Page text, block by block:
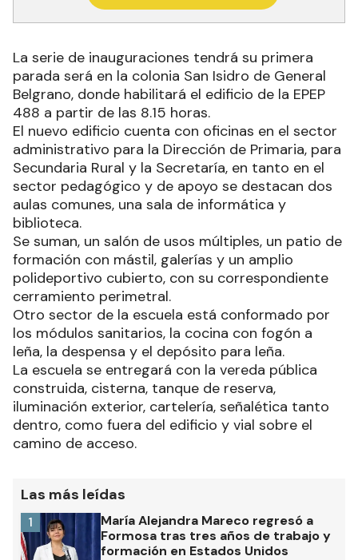
La serie de inauguraciones tendrá su primera
parada será en la colonia San Isidro de General
Belgrano, donde habilitará el edificio de la EPEP
488 a partir de las 8.15 horas.
El nuevo edificio cuenta con oficinas en el sector
administrativo para la Dirección de Primaria, para
Secundaria Rural y la Secretaría, en tanto en el
sector pedagógico y de apoyo se destacan dos
aulas comunes, una sala de informática y
biblioteca.
Se suman, un salón de usos múltiples, un patio de
formación con mástil, galerías y un amplio
polideportivo cubierto, con su correspondiente
cerramiento perimetral.
Otro sector de la escuela está conformado por
los módulos sanitarios, la cocina con fogón a
leña, la despensa y el depósito para leña.
La escuela se entregará con la vereda pública
construida, cisterna, tanque de reserva,
iluminación exterior, cartelería, señalética tanto
dentro, como fuera del edificio y vial sobre el
camino de acceso.
Las más leídas
María Alejandra Mareco regresó a
Formosa tras tres años de trabajo y
formación en Estados Unidos
1